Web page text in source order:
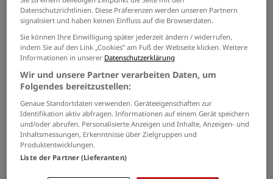
Waldfeucht
PASSENDE JOBS PER E-MAIL
GRENZEN SIE IHRE SUCHE EIN
Vertriebsingenieur Außendienst -
Wegmesstechnik / Encoder
(m/w/d)
Datenschutzrichtlinien. Diese Präferenzen werden unseren Partnern
signalisiert und haben keinen Einfluss auf die Browserdaten.
Sie können Ihre Einwilligung später jederzeit ändern / widerrufen,
indem Sie auf den Link „Cookies” am Fuß der Webseite klicken. Weitere
Informationen in unserer Datenschutzerklärung
Wir und unsere Partner verarbeiten Daten, um
Folgendes bereitzustellen:
Genaue Standortdaten verwenden. Geräteeigenschaften zur
Identifikation aktiv abfragen. Informationen auf einem Gerät speichern
und/oder abrufen. Personalisierte Anzeigen und Inhalte, Anzeigen- und
Inhaltsmessungen, Erkenntnisse über Zielgruppen und
Produktentwicklungen.
Liste der Partner (Lieferanten)